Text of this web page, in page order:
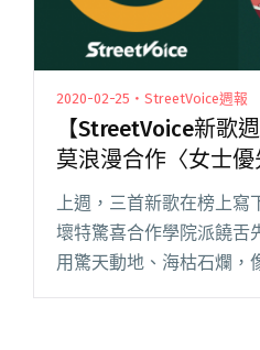
2020-02-25・StreetVoice週報
【StreetVoice新歌
莫浪漫合作〈女士
只管簡單愛
上週，三首新歌在榜上寫
壞特驚喜合作學院派饒舌
用驚天動地、海枯石爛，
意最自在；阿丹玩球球〈